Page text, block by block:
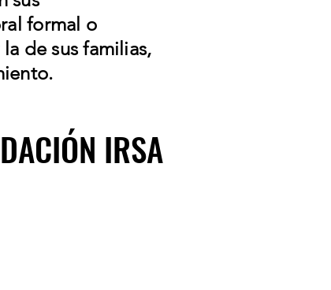
formal o
de sus familias,
FUNDACIÓN IRSA
FUNDACIÓN IRSA